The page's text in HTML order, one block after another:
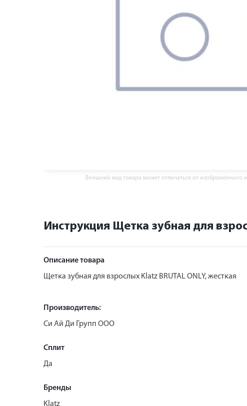
Внешний вид товара может отличаться от изображённого
Инструкция Щетка зубная для
Описание товара
Щетка зубная для взрослых Klatz BRUTAL ONLY, жесткая
Производитель:
Си Ай Ди Групп ООО
Сплит
Да
Бренды
Klatz